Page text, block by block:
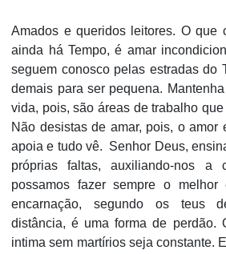
Amados e queridos leitores. O que
ainda há Tempo, é amar
seguem conosco pelas estradas do
demais para ser pequena.
vida, pois, são áreas de trabalho
Não desistas de amar, pois, o amor
apoia e tudo vê. Senhor Deus,
próprias faltas, auxiliando-nos a
possamos fazer sempre o melhor
encarnação, segundo os teus
distância, é uma forma de perdão.
intima sem martírios seja constante.